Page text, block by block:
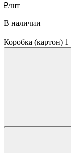
₽/шт
В наличии
Коробка (картон)